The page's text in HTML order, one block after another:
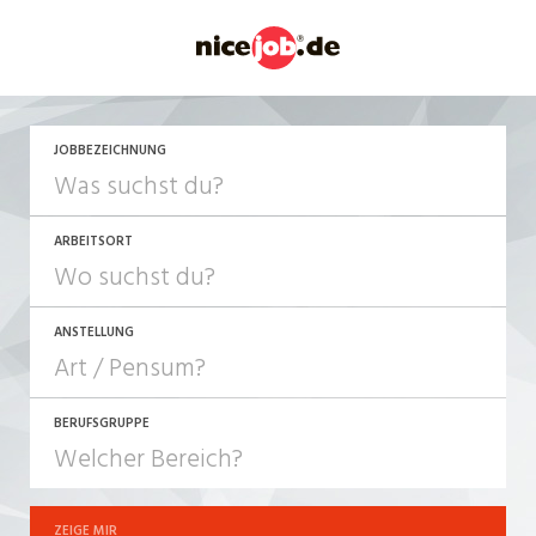
JOBBEZEICHNUNG
ARBEITSORT
ANSTELLUNG
JOB-TYP
Festanstellung
BERUFSGRUPPE
ZEIGE MIR